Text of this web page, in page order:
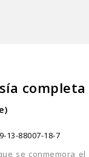
completa
13-88007-18-7
se conmemora